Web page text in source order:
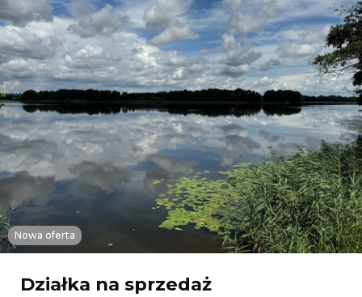
Nowa oferta
Działka na sprzedaż